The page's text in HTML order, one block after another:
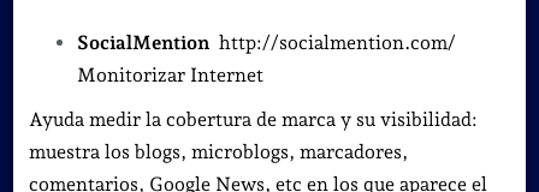
SocialMentionhttp://socialmention.com/
Monitorizar Internet
Ayuda medir la cobertura de marca y su visibilidad:
muestra los blogs, microblogs, marcadores,
comentarios, Google News, etc en los que aparece el